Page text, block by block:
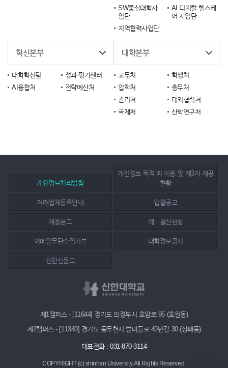
SW중심대학사
업단
AI 디지털 헬스케
어 사업단
지역협력사업단
혁신본부
대학혁신팀
성과·평가센터
AI융합처
전략예산처
대학본부
교무처
학생처
입학처
총무처
관리처
대외협력처
국제처
산학연구처
개인정보처리방침
개인정보 목적 외 이용 및 제3자 제공
현황
거래업체등록안내 입찰공고
채용공고 예ㆍ결산현황
이메일무단수집거부 대학정보공시
신한신문고
제1캠퍼스 - [11644] 경기도 의정부시 호암로 95 (호원동)
제2캠퍼스 - [11340] 경기도 동두천시 벌마들로 40번길 30 (상패동)
대표전화 : 031-870-3114
COPYRIGHT (c) shinhan University.All Rights Reserved.